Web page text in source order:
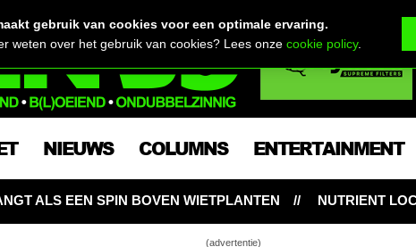
NIEUWS COLUMNS ENTERTAINMENT
WIETPLANTEN NUTRIENT LOCKOUT: HONGERIGE
(advertentie)
gebruik van cookies voor een optimale ervaring.
weten over het gebruik van cookies? Lees onzecookie policy.